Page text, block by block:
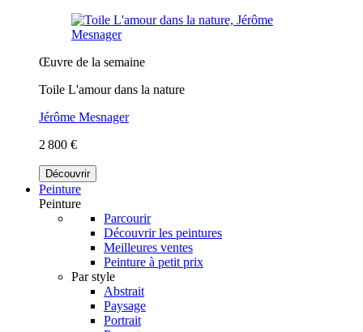
Œuvre de la semaine
Toile L'amour dans la nature
Jérôme Mesnager
2 800 €
Découvrir
Peinture
Peinture
Parcourir
Découvrir les peintures
Meilleures ventes
Peinture à petit prix
Par style
Abstrait
Paysage
Portrait